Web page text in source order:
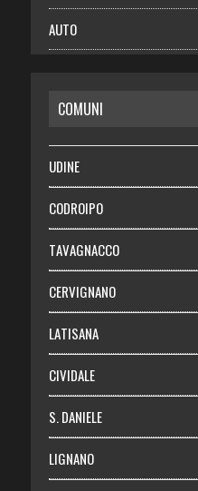
AUTO
RISPARMIO
SALUTE
Necrologie
Chi siamo
Abbonati
Login
COMUNI
UDINE
CODROIPO
TAVAGNACCO
CERVIGNANO
LATISANA
CIVIDALE
S. DANIELE
LIGNANO